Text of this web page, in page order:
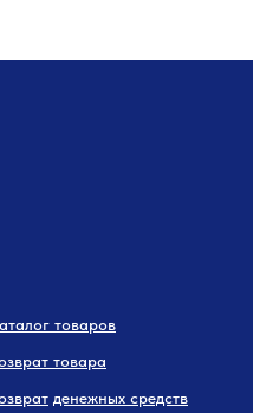
товаров
товара
денежных средств